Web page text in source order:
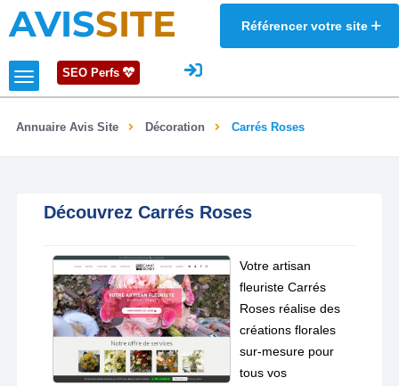
AVISSITE Référencer votre site
SEO Perfs
Annuaire Avis Site Décoration Carrés Roses
Découvrez Carrés Roses
Votre artisan
fleuriste Carrés
Roses réalise des
créations florales
sur-mesure pour
tous vos